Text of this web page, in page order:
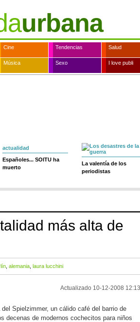
urbana
Cine Tendencias Salud
Música Sexo I love publi
actualidad
Españoles... SOITU ha
muerto
La valentía de los
periodistas
más alta de
alemania laura lucchini
Actualizado 10-12-2008 12:13
Spielzimmer, un cálido café del barrio de
decenas de modernos cochecitos para niños